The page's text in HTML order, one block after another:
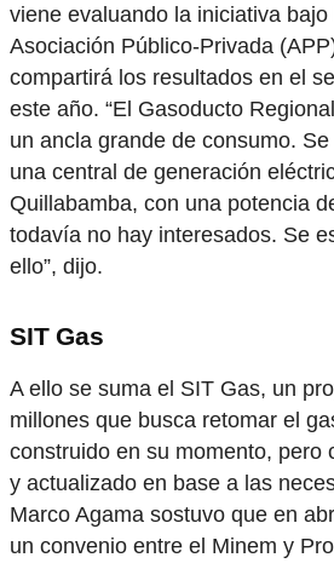
viene evaluando la iniciativa
Asociación Público-Privada
compartirá los resultados en el
este año. “El Gasoducto
un ancla grande de consumo.
una central de generación
Quillabamba, con una potencia
todavía no hay interesados. Se
ello”, dijo.
SIT Gas
A ello se suma el SIT Gas, un
millones que busca retomar el
construido en su momento, pero
y actualizado en base a las
Marco Agama sostuvo que en
un convenio entre el Minem y